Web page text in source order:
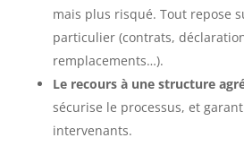
mais plus risqué. Tout repose
particulier (contrats,
remplacements…).
Le recours à une structure
sécurise le processus, et
intervenants.